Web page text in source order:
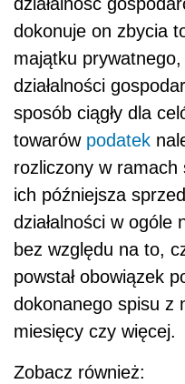
dokonuje on zbycia
majątku
działalności
sposób ciągły dla
towarów podatek
rozliczony w
ich późniejsza
działalności w ogóle
bez względu na to,
powstał obowiązek
dokonanego spisu z
miesięcy czy więcej.
Zobacz również: